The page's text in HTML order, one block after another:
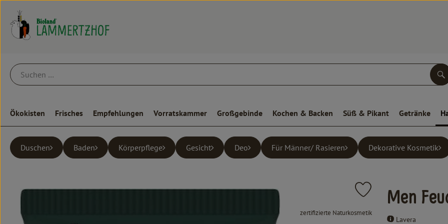
Ökokisten Frisches Empfehlungen Vorratskammer Großgebinde Kochen & Backen Süß & Pikant Getränke
Duschen Baden Körperpflege Gesicht Deo Für Männer/ Rasieren Dekorative Kosmetik
Men
Lavera
Produkt zu Favouriten
, Verband:
zertifizierte Naturkosmetik
, Kontrollstelle: